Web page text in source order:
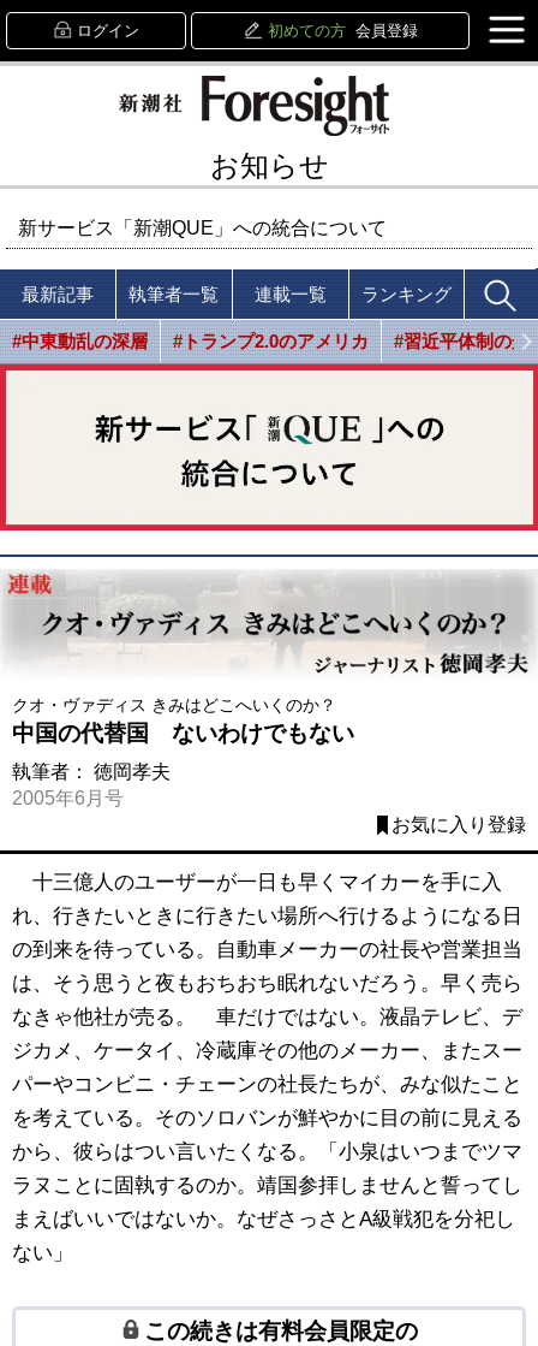
ログイン 初めての方 会員登録
お知らせ
新サービス「新潮QUE」への統合について
最新記事 執筆者一覧 連載一覧 ランキング
#中東動乱の深層 #トランプ2.0のアメリカ #習近平体制の光
クオ・ヴァディス きみはどこへいくのか？
中国の代替国 ないわけでもない
執筆者： 徳岡孝夫
2005年6月号
お気に入り登録
十三億人のユーザーが一日も早くマイカーを手に入
れ、行きたいときに行きたい場所へ行けるようになる日
の到来を待っている。自動車メーカーの社長や営業担当
は、そう思うと夜もおちおち眠れないだろう。早く売ら
なきゃ他社が売る。 車だけではない。液晶テレビ、デ
ジカメ、ケータイ、冷蔵庫その他のメーカー、またスー
パーやコンビニ・チェーンの社長たちが、みな似たこと
を考えている。そのソロバンが鮮やかに目の前に見える
から、彼らはつい言いたくなる。「小泉はいつまでツマ
ラヌことに固執するのか。靖国参拝しませんと誓ってし
まえばいいではないか。なぜさっさとA級戦犯を分祀し
ない」
この続きは有料会員限定の